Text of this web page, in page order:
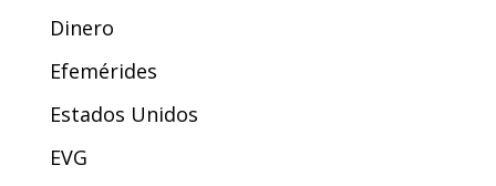
Dinero
Efemérides
Estados Unidos
EVG